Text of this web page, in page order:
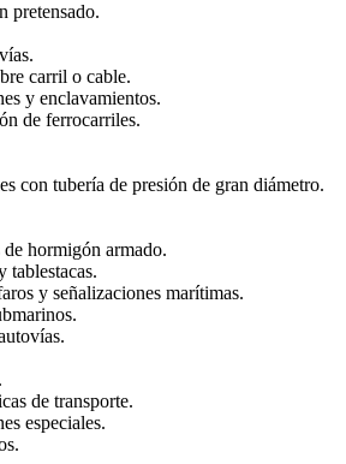
pretensado.
carril o cable.
y enclavamientos.
de ferrocarriles.
con tubería de presión de gran diámetro.
de hormigón armado.
tablestacas.
y señalizaciones marítimas.
de transporte.
especiales.